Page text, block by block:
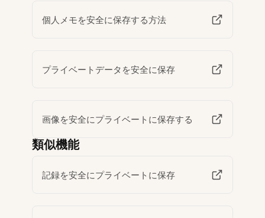
個人メモを安全に保存する方法
プライベートデータを安全に保存
画像を安全にプライベートに保存する
類似機能
記録を安全にプライベートに保存